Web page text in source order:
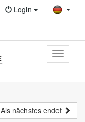
Login
Toggle
primary
Als nächstes endet